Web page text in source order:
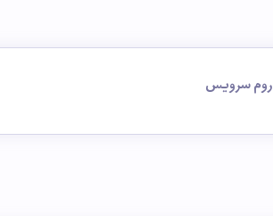
روم سرویس